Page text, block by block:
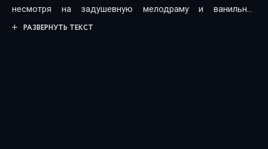
несмотря на задушевную мелодраму и ванильно-
лавандовую ауру «по ходу пьесы», всё же это —
РАЗВЕРНУТЬ ТЕКСТ